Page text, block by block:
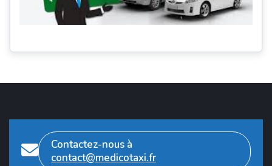
Contactez-nous à
contact@medicotaxi.fr